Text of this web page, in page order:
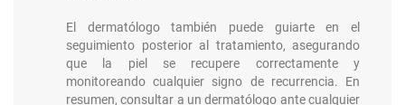
El dermatólogo también puede guiarte en el
seguimiento posterior al tratamiento, asegurando
que la piel se recupere correctamente y
monitoreando cualquier signo de recurrencia. En
resumen, consultar a un dermatólogo ante cualquier